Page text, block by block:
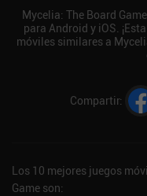
Mycelia: The Board
para Android y iOS.
móviles similares a
Compartir:
Los 10 mejores juegos
Game son: